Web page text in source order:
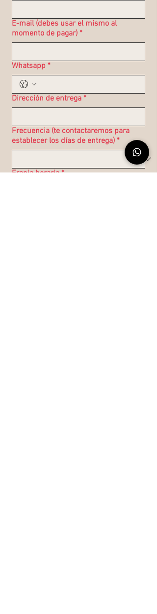
E-mail (debes usar el mismo al
momento de pagar) *
Whatsapp *
Dirección de entrega *
Frecuencia (te contactaremos para
establecer los días de entrega) *
Franja horaria *